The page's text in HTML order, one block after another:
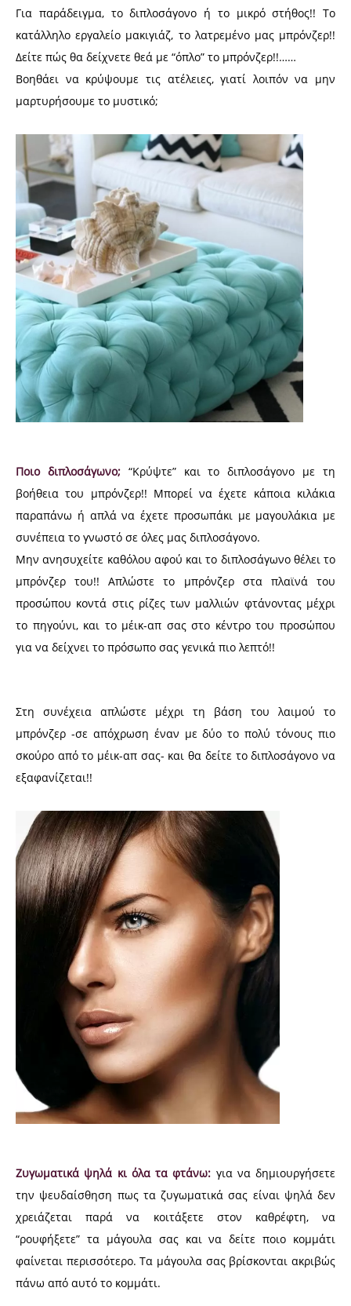
Για παράδειγμα, το διπλοσάγονο ή το μικρό στήθος!! Το
κατάλληλο εργαλείο μακιγιάζ, το λατρεμένο μας μπρόνζερ!!
Δείτε πώς θα δείχνετε θεά με “όπλο” το μπρόνζερ!!……
Βοηθάει να κρύψουμε τις ατέλειες, γιατί λοιπόν να μην
μαρτυρήσουμε το μυστικό;
Ποιο διπλοσάγωνο;“Κρύψτε” και το διπλοσάγονο με τη
βοήθεια του μπρόνζερ!! Μπορεί να έχετε κάποια κιλάκια
παραπάνω ή απλά να έχετε προσωπάκι με μαγουλάκια με
συνέπεια το γνωστό σε όλες μας διπλοσάγονο.
Μην ανησυχείτε καθόλου αφού και το διπλοσάγωνο θέλει το
μπρόνζερ του!! Απλώστε το μπρόνζερ στα πλαϊνά του
προσώπου κοντά στις ρίζες των μαλλιών φτάνοντας μέχρι
το πηγούνι, και το μέικ-απ σας στο κέντρο του προσώπου
για να δείχνει το πρόσωπο σας γενικά πιο λεπτό!!
Στη συνέχεια απλώστε μέχρι τη βάση του λαιμού το
μπρόνζερ -σε απόχρωση έναν με δύο το πολύ τόνους πιο
σκούρο από το μέικ-απ σας- και θα δείτε το διπλοσάγονο να
εξαφανίζεται!!
Ζυγωματικά ψηλά κι όλα τα φτάνω: για να δημιουργήσετε
την ψευδαίσθηση πως τα ζυγωματικά σας είναι ψηλά δεν
χρειάζεται παρά να κοιτάξετε στον καθρέφτη, να
“ρουφήξετε” τα μάγουλα σας και να δείτε ποιο κομμάτι
φαίνεται περισσότερο. Τα μάγουλα σας βρίσκονται ακριβώς
πάνω από αυτό το κομμάτι.